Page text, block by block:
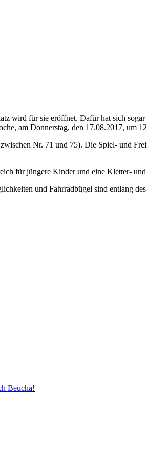
wird für sie eröffnet. Dafür hat sich
am Donnerstag, den 17.08.2017, um
Nr. 71 und 75). Die Spiel- und
für jüngere Kinder und eine Kletter-
und Fahrradbügel sind entlang
Beucha!